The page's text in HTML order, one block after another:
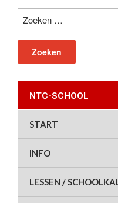
NTC-SCHOOL
START
INFO
LESSEN /